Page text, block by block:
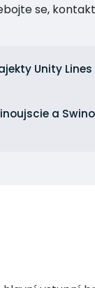
se,
Unity Lines
a